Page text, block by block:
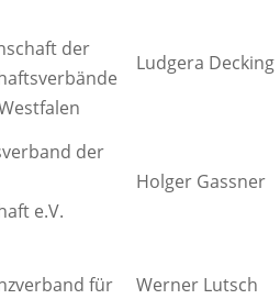
der
Ludgera Decking
der
e.V.
Holger Gassner
für
Werner Lutsch